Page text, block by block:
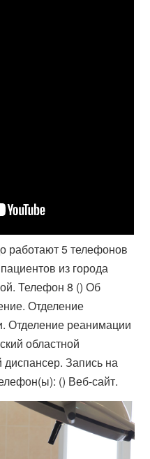
5 телефонов
из города
Телефон 8 () Об
Отделение
Отделение реанимации
областной
диспансер. Запись на
() Веб-сайт.